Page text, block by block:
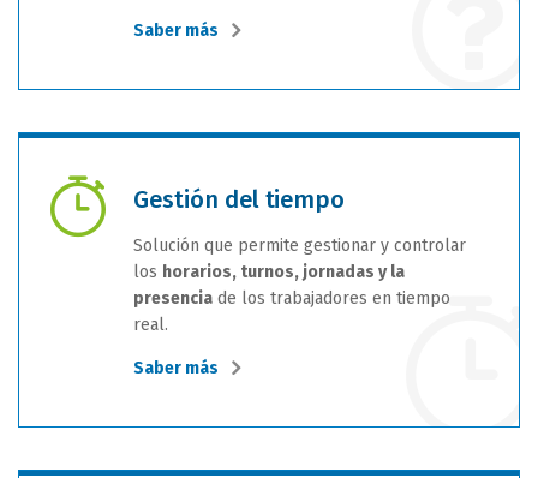
Saber más
Gestión del tiempo
Solución que permite gestionar y controlar
los horarios, turnos, jornadas y la
presencia de los trabajadores en tiempo
real.
Saber más